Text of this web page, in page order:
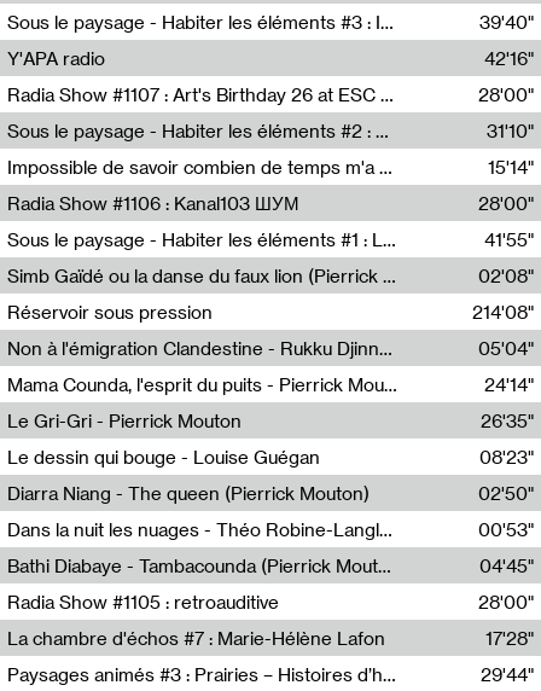
Radio Zero
Sous le paysage - Habiter les éléments #3 : Interprétations, rituels et symboliques des éléments
Nastassja Martin
39'40"
Y'APA radio
Pierrick Mouton
42'16"
Radia Show #1107 : Art's Birthday 26 at ESC - Medien Kunst Labor
Radio Helsinki
28'00"
Sous le paysage - Habiter les éléments #2 : Vers le tournant élémentaire
Nastassja Martin
31'10"
Impossible de savoir combien de temps m'a échappé
Mélanie Blaison,Mateo Cuin
15'14"
Radia Show #1106 : Kanal103 ШУМ
Kanal103
28'00"
Sous le paysage - Habiter les éléments #1 : Les éléments et les débordements du vivant
Nastassja Martin
41'55"
Simb Gaïdé ou la danse du faux lion (Pierrick Mouton)
Pierrick Mouton,Simb Gaïdé
02'08"
Réservoir sous pression
214'08"
Non à l'émigration Clandestine - Rukku Djinne Squad (Eden Tinto Collins)
Eden Tinto Collins,Rukku Djinne
05'04"
Mama Counda, l'esprit du puits - Pierrick Mouton
Pierrick Mouton
24'14"
Le Gri-Gri - Pierrick Mouton
Pierrick Mouton
26'35"
Le dessin qui bouge - Louise Guégan
Louise Guégan
08'23"
Diarra Niang - The queen (Pierrick Mouton)
Pierrick Mouton,Diarra Niang
02'50"
Dans la nuit les nuages - Théo Robine-Langlois
Théo Robine-Langlois,LD Beat
00'53"
Bathi Diabaye - Tambacounda (Pierrick Mouton)
Pierrick Mouton,Bathi Diabaye
04'45"
Radia Show #1105 : retroauditive
Soundart Radio
28'00"
La chambre d'échos #7 : Marie-Hélène Lafon
Revue Les Chambres,Marie-Hélène Lafon
17'28"
Paysages animés #3 : Prairies – Histoires d’herbes et d’humains
29'44"